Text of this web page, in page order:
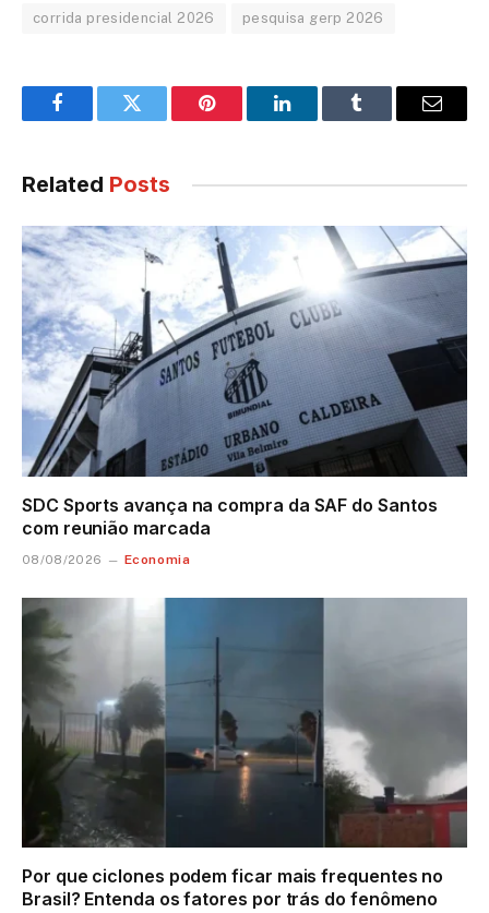
corrida presidencial 2026 pesquisa gerp 2026
FacebookTwitter Pinterest LinkedInTumblr Email
Related Posts
SDC Sports avança na compra da SAF do Santos
com reunião marcada
08/08/2026 Economia
Por que ciclones podem ficar mais frequentes no
Brasil? Entenda os fatores por trás do fenômeno